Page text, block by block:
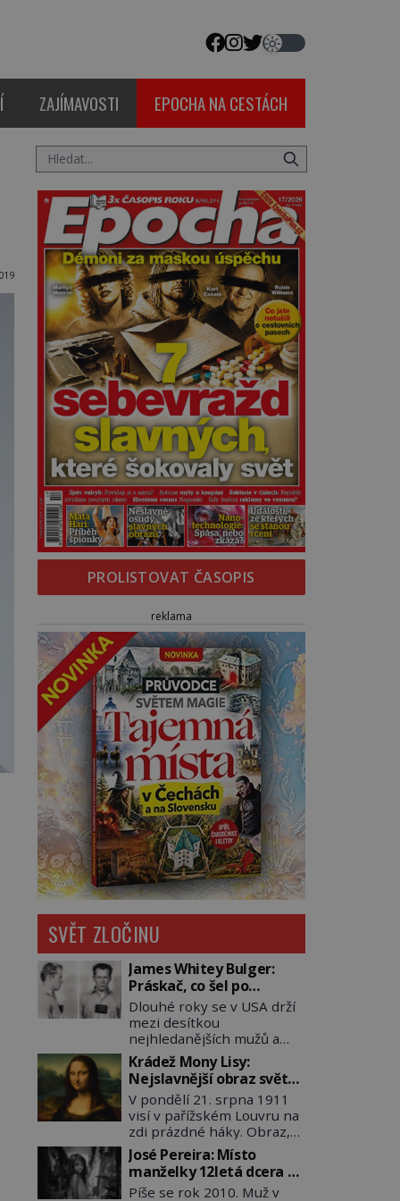
ZAJÍMAVOSTI EPOCHA NA CESTÁCH
PROLISTOVAT ČASOPIS
reklama
SVĚT ZLOČINU
James Whitey Bulger:
Práskač, co šel po
práskačích
Dlouhé roky se v USA drží
mezi desítkou
nejhledanějších mužů a
dopracuje to až na číslo
dvě – hned po Usámovi bin
Ládinovi (1957–2011). To je
James „Whitey“ Bulger
(1929–2018) viněný ze
spoluúčasti na 19
vraždách, vydírání a lichvy.
A samozřejmě, krom toho
je ještě drogový dealer,
Krádež Mony Lisy:
Nejslavnější obraz světa
zůstane dva roky
nezvěstný
V pondělí 21. srpna 1911
visí v pařížském Louvru na
zdi prázdné háky. Obraz,
který dnes zná celý svět, je
pryč. Zpočátku si nikdo
nemyslí, že jde o krádež.
Zaměstnanci jsou
José Pereira: Místo
manželky 12letá dcera –
a sousedi o všem vědí!
Píše se rok 2010. Muž v